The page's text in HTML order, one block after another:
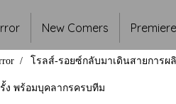
New Comers Premiere
โรลส์-รอยซ์กลับมาเดินสายการผ
ง พร้อมบุคลากรครบทีม